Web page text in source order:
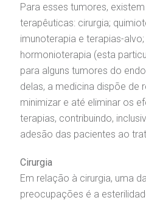
ouvidoria@bp.org.br
Fale Conosco
CEP: 01323-001 | Bela Vista
São Paulo - SP
BP Mirante
Saiba mais
social da BP
corporativa
social
Telemedicina
Centro de Doenças
socorro
de cópia de
de orçamento
de veracidade de
especialidades
Para esses tumores,
terapêuticas: cirurgia;
imunoterapia e terapias-
hormonioterapia (esta
para alguns tumores do
delas, a medicina dispõe de
minimizar e até eliminar os
terapias, contribuindo,
adesão das pacientes ao
Cirurgia
Em relação à cirurgia, uma
preocupações é a